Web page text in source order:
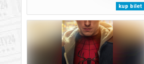
kup bilet